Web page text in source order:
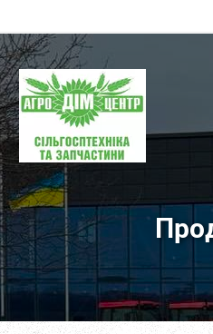
ПП
"Агродім-
центр"
-
продаж
техніки
та
запчастин